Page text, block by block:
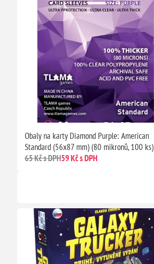
Obaly na karty Diamond Purple: American
Standard (56x87 mm) (80 mikronů, 100 ks)
65 Kč s DPH59 Kč s DPH